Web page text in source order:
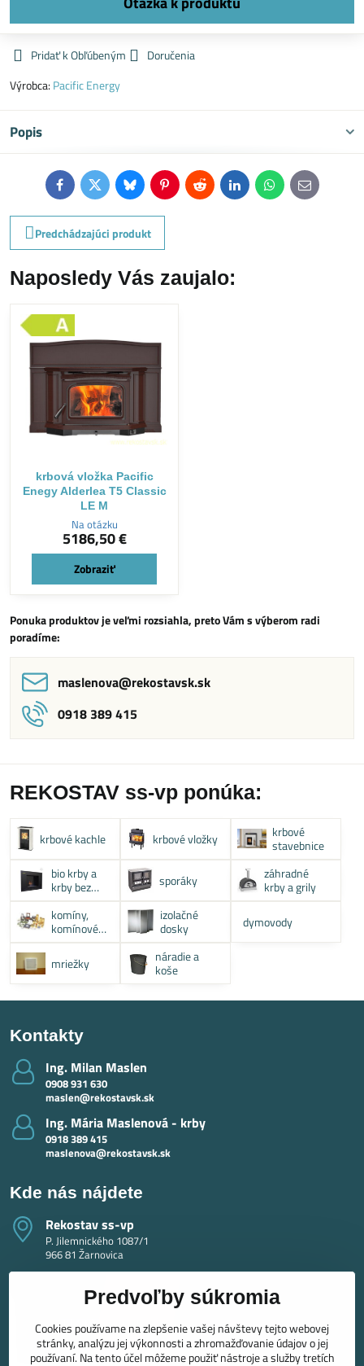
Pridať k Obľúbeným
Doručenia
Výrobca: Pacific Energy
Popis
FacebookTwitterBlueskyPinterestReddit LinkedInWhatsApp
E-
mail
Predchádzajúci produkt
Naposledy Vás zaujalo:
krbová vložka Pacific
Enegy Alderlea T5 Classic
LE M
Na otázku
5186,50 €
Zobraziť
Ponuka produktov je veľmi rozsiahla, preto Vám s výberom radi
poradíme:
maslenova​@rekostavsk​.sk
0918 389 415
REKOSTAV ss-vp ponúka:
krbové kachle krbové vložky
krbové
stavebnice
bio krby a
krby bez
komína
sporáky
záhradné
krby a grily
komíny,
komínové
systémy
izolačné
dosky
dymovody
mriežky
náradie a
koše
Kontakty
Ing​. Milan Maslen
0908 931 630
maslen@rekostavsk.sk
Ing​. Mária Maslenová - krby
0918 389 415
maslenova@rekostavsk.sk
Kde nás nájdete
Rekostav ss-vp
P. Jilemnického 1087/1
966 81 Žarnovica
Predvoľby súkromia
Cookies používame na zlepšenie vašej návštevy tejto webovej
stránky, analýzu jej výkonnosti a zhromažďovanie údajov o jej
používaní. Na tento účel môžeme použiť nástroje a služby tretích